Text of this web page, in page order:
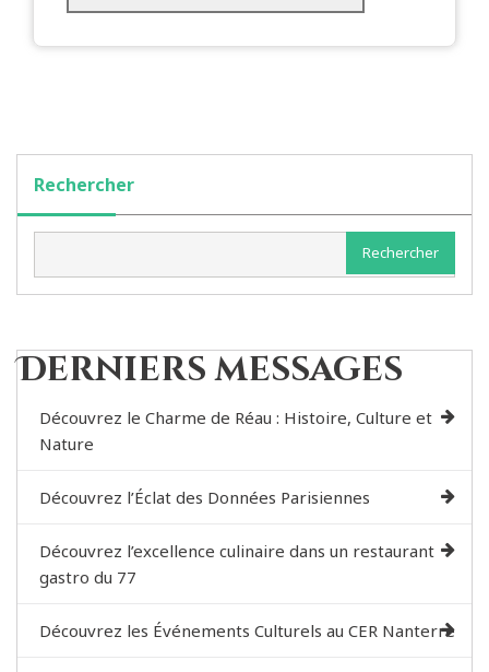
Rechercher
Rechercher
Derniers messages
Découvrez le Charme de Réau : Histoire, Culture et
Nature
Découvrez l’Éclat des Données Parisiennes
Découvrez l’excellence culinaire dans un restaurant
gastro du 77
Découvrez les Événements Culturels au CER Nanterre